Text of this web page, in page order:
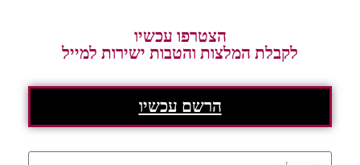
הצטרפו עכשיו
לקבלת המלצות והטבות ישירות למייל
הרשם עכשיו